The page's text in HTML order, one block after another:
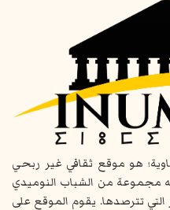
هو موقع ثقافي غير ربحي
مجموعة من الشباب النوميدي
التي تترصدها. يقوم الموقع على